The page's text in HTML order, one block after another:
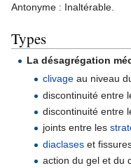
Antonyme : Inaltérable.
Types
La désagrégation
clivageau niveau
discontinuité entre
discontinuité entre
joints entre les
diaclaseset
action du gel et du